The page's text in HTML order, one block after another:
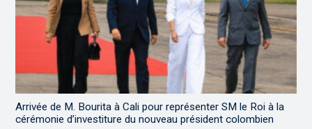
Arrivée de M. Bourita à Cali pour représenter SM le Roi à la
cérémonie d’investiture du nouveau président colombien